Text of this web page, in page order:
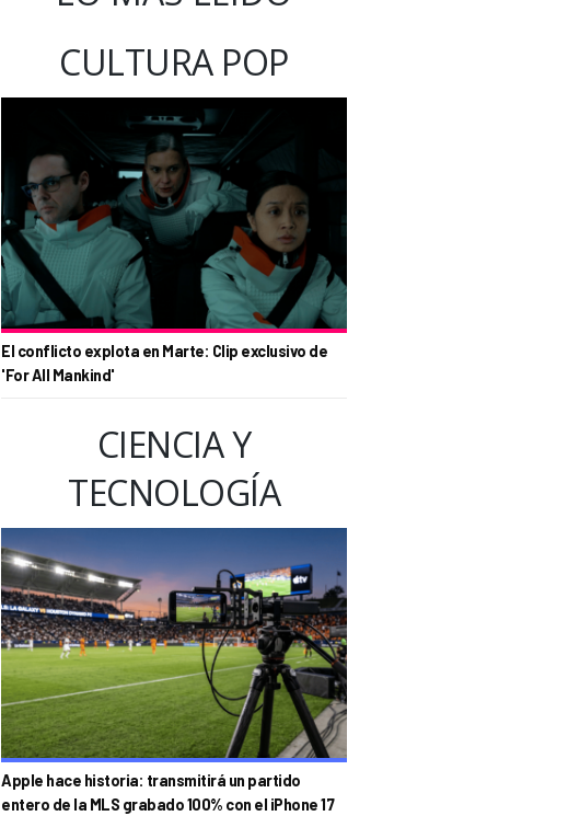
CULTURA POP
El conflicto explota en Marte: Clip exclusivo de
'For All Mankind'
CIENCIA Y
TECNOLOGÍA
Apple hace historia: transmitirá un partido
entero de la MLS grabado 100% con el iPhone 17